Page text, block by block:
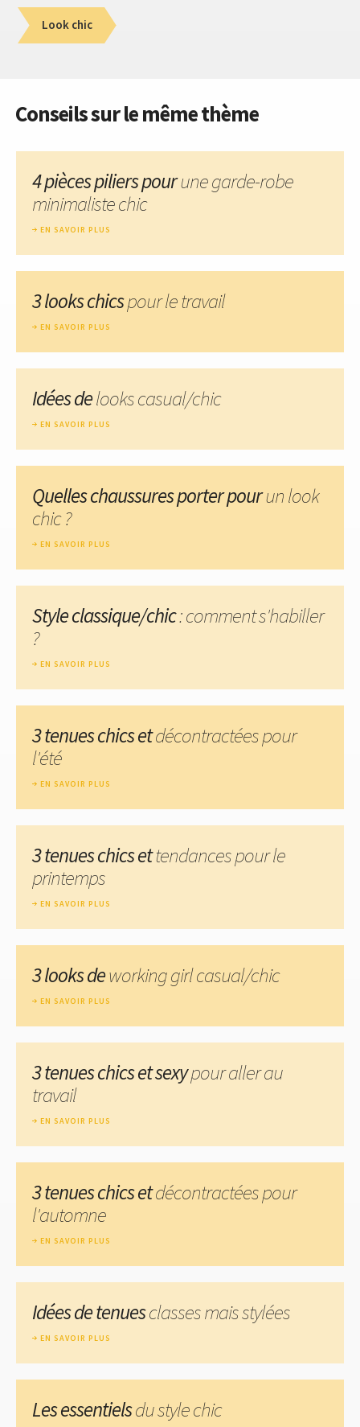
Look chic
Conseils sur le même thème
4 pièces piliers pourune garde-robe
minimaliste chic
EN SAVOIR PLUS
3 looks chicspour le travail
EN SAVOIR PLUS
Idées delooks casual/chic
EN SAVOIR PLUS
Quelles chaussures porter pourun look
chic ?
EN SAVOIR PLUS
Style classique/chic: comment s'habiller
?
EN SAVOIR PLUS
3 tenues chics etdécontractées pour
l'été
EN SAVOIR PLUS
3 tenues chics ettendances pour le
printemps
EN SAVOIR PLUS
3 looks deworking girl casual/chic
EN SAVOIR PLUS
3 tenues chics et sexypour aller au
travail
EN SAVOIR PLUS
3 tenues chics etdécontractées pour
l'automne
EN SAVOIR PLUS
Idées de tenuesclasses mais stylées
EN SAVOIR PLUS
Les essentielsdu style chic